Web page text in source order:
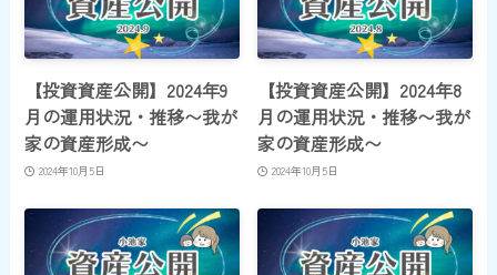
【投資資産公開】2024年9
月の運用状況・推移〜我が
家の資産形成〜
2024年10月5日
【投資資産公開】2024年8
月の運用状況・推移〜我が
家の資産形成〜
2024年10月5日